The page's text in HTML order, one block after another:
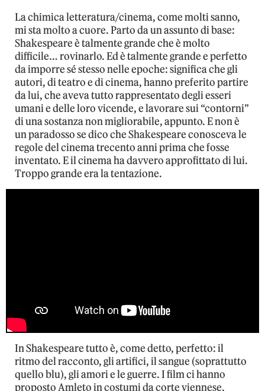
La chimica letteratura/cinema, come molti sanno,
mi sta molto a cuore. Parto da un assunto di base:
Shakespeare è talmente grande che è molto
difficile… rovinarlo. Ed è talmente grande e perfetto
da imporre sé stesso nelle epoche: significa che gli
autori, di teatro e di cinema, hanno preferito partire
da lui, che aveva tutto rappresentato degli esseri
umani e delle loro vicende, e lavorare sui “contorni”
di una sostanza non migliorabile, appunto. E non è
un paradosso se dico che Shakespeare conosceva le
regole del cinema trecento anni prima che fosse
inventato. E il cinema ha davvero approfittato di lui.
Troppo grande era la tentazione.
In Shakespeare tutto è, come detto, perfetto: il
ritmo del racconto, gli artifici, il sangue (soprattutto
quello blu), gli amori e le guerre. I film ci hanno
proposto Amleto in costumi da corte viennese,